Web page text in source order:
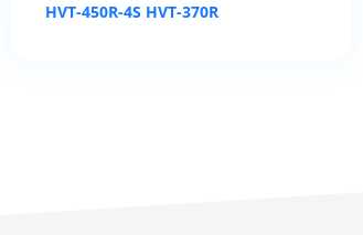
HVT-450R-4S HVT-370R